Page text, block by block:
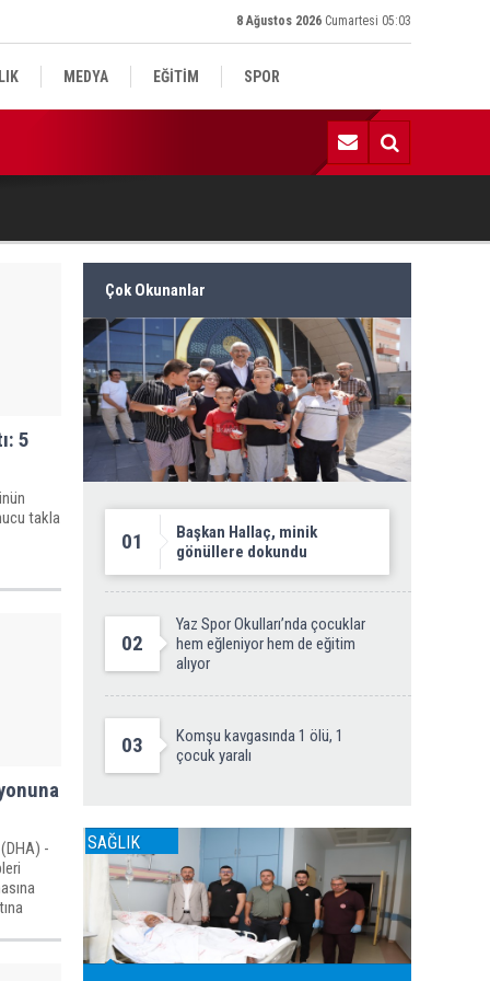
8 Ağustos 2026 Cumartesi 05:03
MEDYA EĞİTİM SPOR
| Kadın Yaşam ve Yüzme Merkezi inşaatı hızla ilerliyor
5
takla
-
Çok Okunanlar
01
Başkan Hallaç, minik
gönüllere dokundu
02
Yaz Spor Okulları’nda çocuklar
hem eğleniyor hem de eğitim
alıyor
03
Komşu kavgasında 1 ölü, 1
çocuk yaralı
SAĞLIK